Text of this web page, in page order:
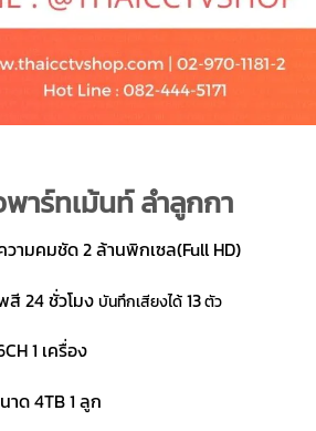
าร์ทเม้นท์ ลำลูกกา
วามคมชัด 2 ล้านพิกเซล(Full HD)
สี 24 ชั่วโมงบันทึกเสียงได้13ตัว
1 เครื่อง
ด 4TB 1 ลูก